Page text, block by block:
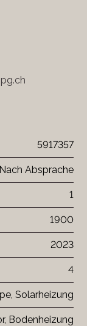
5917357
Nach Absprache
1
1900
2023
4
Solarheizung
Bodenheizung